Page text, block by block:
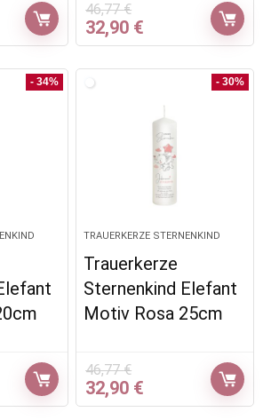
46,77€
Ursprünglicher
Preis
46,77 €
32,90 € Aktueller
Preis
- 34% - 30%
TRAUERKERZE STERNENKIND
Trauerkerze
Sternenkind Elefant
Motiv Rosa 25cm
46,77€
Ursprünglicher
Preis
32,90 € Aktueller
Preis